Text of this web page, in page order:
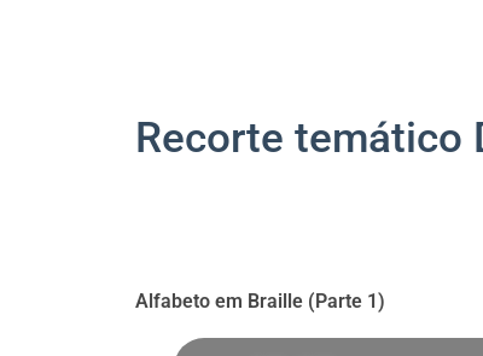
Recorte temático
Alfabeto em Braille (Parte 1)